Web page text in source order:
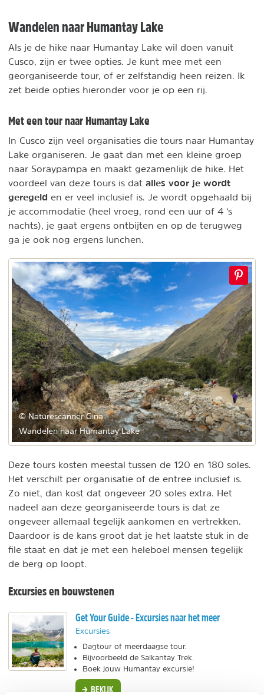
Wandelen naar Humantay Lake
Als je de hike naar Humantay Lake wil doen vanuit
Cusco, zijn er twee opties. Je kunt mee met een
georganiseerde tour, of er zelfstandig heen reizen. Ik
zet beide opties hieronder voor je op een rij.
Met een tour naar Humantay Lake
In Cusco zijn veel organisaties die tours naar Humantay
Lake organiseren. Je gaat dan met een kleine groep
naar Soraypampa en maakt gezamenlijk de hike. Het
voordeel van deze tours is dat alles voor je wordt
geregeld en er veel inclusief is. Je wordt opgehaald bij
je accommodatie (heel vroeg, rond een uur of 4 ‘s
nachts), je gaat ergens ontbijten en op de terugweg
ga je ook nog ergens lunchen.
© Naturescanner Gina
Wandelen naar Humantay Lake
Deze tours kosten meestal tussen de 120 en 180 soles.
Het verschilt per organisatie of de entree inclusief is.
Zo niet, dan kost dat ongeveer 20 soles extra. Het
nadeel aan deze georganiseerde tours is dat ze
ongeveer allemaal tegelijk aankomen en vertrekken.
Daardoor is de kans groot dat je het laatste stuk in de
file staat en dat je met een heleboel mensen tegelijk
de berg op loopt.
Excursies en bouwstenen
Get Your Guide - Excursies naar het meer
Excursies
Dagtour of meerdaagse tour.
Bijvoorbeeld de Salkantay Trek.
Boek jouw Humantay excursie!
BEKIJK